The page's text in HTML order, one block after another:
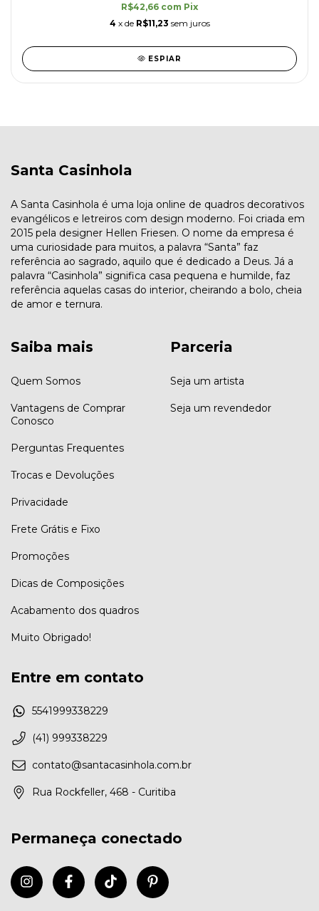
R$42,66 com Pix
4 x de R$11,23 sem juros
ESPIAR
Santa Casinhola
A Santa Casinhola é uma loja online de quadros decorativos
evangélicos e letreiros com design moderno. Foi criada em
2015 pela designer Hellen Friesen. O nome da empresa é
uma curiosidade para muitos, a palavra “Santa” faz
referência ao sagrado, aquilo que é dedicado a Deus. Já a
palavra “Casinhola” significa casa pequena e humilde, faz
referência aquelas casas do interior, cheirando a bolo, cheia
de amor e ternura.
Saiba mais
Quem Somos
Vantagens de Comprar
Conosco
Perguntas Frequentes
Trocas e Devoluções
Privacidade
Frete Grátis e Fixo
Promoções
Dicas de Composições
Acabamento dos quadros
Muito Obrigado!
Parceria
Seja um artista
Seja um revendedor
Entre em contato
5541999338229
(41) 999338229
contato@santacasinhola.com.br
Rua Rockfeller, 468 - Curitiba
Permaneça conectado